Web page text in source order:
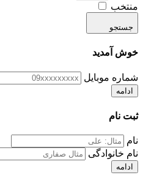
منتخب
جستجو
خوش آمدید
شماره موبایل
ادامه
ثبت نام
نام
نام خانوادگی
ادامه